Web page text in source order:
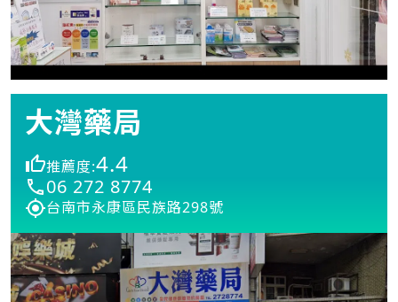
大灣藥局
推薦度:4.4
06 272 8774
台南市永康區民族路298號